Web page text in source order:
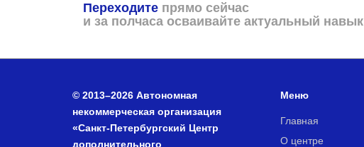
Переходите прямо сейчас
и за полчаса осваивайте актуальный навык
© 2013–2026 Автономная
некоммерческая организация
«Санкт-Петербургский Центр
дополнительного
Меню
Главная
О центре